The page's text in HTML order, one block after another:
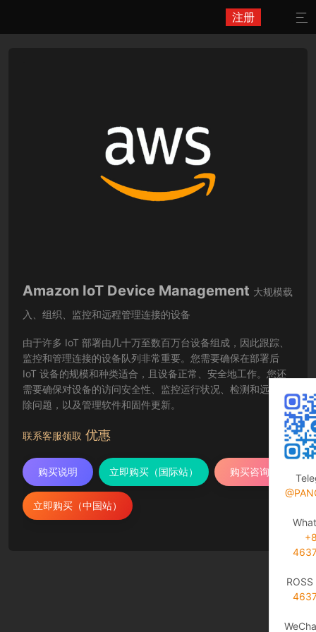
注册 
Amazon IoT Device Management 大规模载
入、组织、监控和远程管理连接的设备
由于许多 IoT 部署由几十万至数百万台设备组成，因此跟踪、
监控和管理连接的设备队列非常重要。您需要确保在部署后
IoT 设备的规模和种类适合，且设备正常、安全地工作。您还
需要确保对设备的访问安全性、监控运行状况、检测和远程排
除问题，以及管理软件和固件更新。
联系客服领取 优惠
购买说明 立即购买（国际站） 购买咨询
立即购买（中国站）